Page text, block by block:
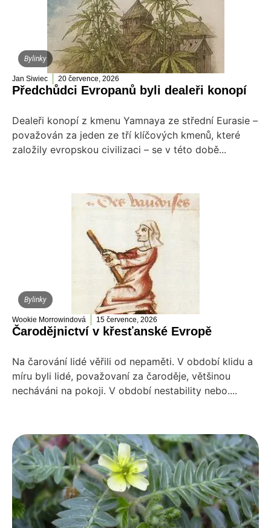
Bylinky
Jan Siwiec 20 července, 2026
Předchůdci Evropanů byli dealeři konopí
Dealeři konopí z kmenu Yamnaya ze střední Eurasie –
považován za jeden ze tří klíčových kmenů, které
založily evropskou civilizaci – se v této době...
Bylinky
Wookie Morrowindová 15 července, 2026
Čarodějnictví v křesťanské Evropě
Na čarování lidé věřili od nepaměti. V období klidu a
míru byli lidé, považovaní za čaroděje, většinou
necháváni na pokoji. V období nestability nebo....